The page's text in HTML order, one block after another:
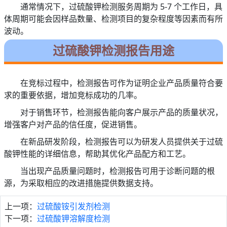
通常情况下，过硫酸钾检测服务周期为 5-7 个工作日，具
体周期可能会因样品数量、检测项目的复杂程度等因素而有所
波动。
过硫酸钾检测报告用途
在竞标过程中，检测报告可作为证明企业产品质量符合要
求的重要依据，增加竞标成功的几率。
对于销售环节，检测报告能向客户展示产品的质量状况，
增强客户对产品的信任度，促进销售。
在新品研发阶段，检测报告可以为研发人员提供关于过硫
酸钾性能的详细信息，帮助其优化产品配方和工艺。
当出现产品质量问题时，检测报告可用于诊断问题的根
源，为采取相应的改进措施提供数据支持。
上一项： 过硫酸铵引发剂检测
下一项： 过硫酸钾溶解度检测